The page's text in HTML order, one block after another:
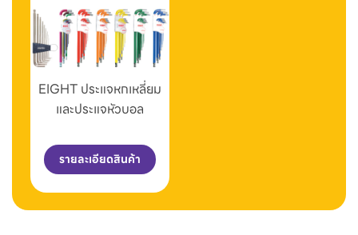
EIGHT ประแจหกเหลี่ยม
และประแจหัวบอล
รายละเอียดสินค้า